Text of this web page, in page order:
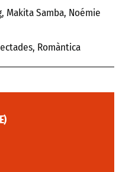
Makita Samba, Noémie
, Romàntica